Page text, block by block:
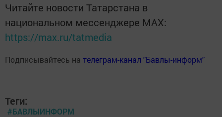
Читайте новости Татарстана в
национальном мессенджере MАХ:
https://max.ru/tatmedia
Подписывайтесь на телеграм-канал "Бавлы-информ"
Теги:
#БАВЛЫИНФОРМ